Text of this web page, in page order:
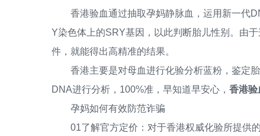
香港验血通过抽取孕妈静脉血，运用新一代
Y染色体上的SRY基因，以此判断胎儿性别。由
件，就能得出高精准的结果。
香港主要是对母血进行化验分析蓝粉，鉴定胎
DNA进行分析，100%准，早知道早安心， 香港验
孕妈如何有效防范诈骗
01了解官方定价：对于香港权威化验所提供的